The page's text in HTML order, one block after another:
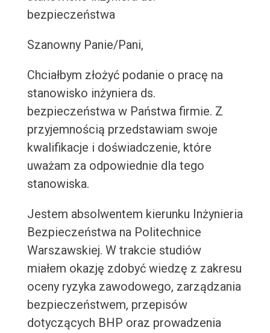
bezpieczeństwa
Szanowny Panie/Pani,
Chciałbym złożyć podanie o pracę na
stanowisko inżyniera ds.
bezpieczeństwa w Państwa firmie. Z
przyjemnością przedstawiam swoje
kwalifikacje i doświadczenie, które
uważam za odpowiednie dla tego
stanowiska.
Jestem absolwentem kierunku Inżynieria
Bezpieczeństwa na Politechnice
Warszawskiej. W trakcie studiów
miałem okazję zdobyć wiedzę z zakresu
oceny ryzyka zawodowego, zarządzania
bezpieczeństwem, przepisów
dotyczących BHP oraz prowadzenia